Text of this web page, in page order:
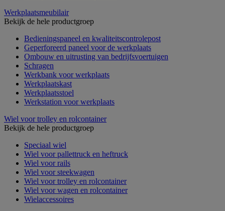
Werkplaatsmeubilair
Bekijk de hele productgroep
Bedieningspaneel en kwaliteitscontrolepost
Geperforeerd paneel voor de werkplaats
Ombouw en uitrusting van bedrijfsvoertuigen
Schragen
Werkbank voor werkplaats
Werkplaatskast
Werkplaatsstoel
Werkstation voor werkplaats
Wiel voor trolley en rolcontainer
Bekijk de hele productgroep
Speciaal wiel
Wiel voor pallettruck en heftruck
Wiel voor rails
Wiel voor steekwagen
Wiel voor trolley en rolcontainer
Wiel voor wagen en rolcontainer
Wielaccessoires